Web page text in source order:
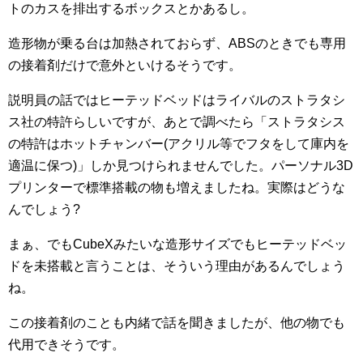
トのカスを排出するボックスとかあるし。
造形物が乗る台は加熱されておらず、ABSのときでも専用
の接着剤だけで意外といけるそうです。
説明員の話ではヒーテッドベッドはライバルのストラタシ
ス社の特許らしいですが、あとで調べたら「ストラタシス
の特許はホットチャンバー(アクリル等でフタをして庫内を
適温に保つ)」しか見つけられませんでした。パーソナル3D
プリンターで標準搭載の物も増えましたね。実際はどうな
んでしょう?
まぁ、でもCubeXみたいな造形サイズでもヒーテッドベッ
ドを未搭載と言うことは、そういう理由があるんでしょう
ね。
この接着剤のことも内緒で話を聞きましたが、他の物でも
代用できそうです。